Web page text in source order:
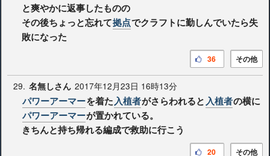
と爽やかに返事したものの
その後ちょっと忘れて拠点でクラフトに勤しんでいたら失
敗になった
その他
36
29. 名無しさん 2017年12月23日 16時13分
パワーアーマーを着た入植者がさらわれると入植者の横に
パワーアーマーが置かれている。
きちんと持ち帰れる編成で救助に行こう
その他
20